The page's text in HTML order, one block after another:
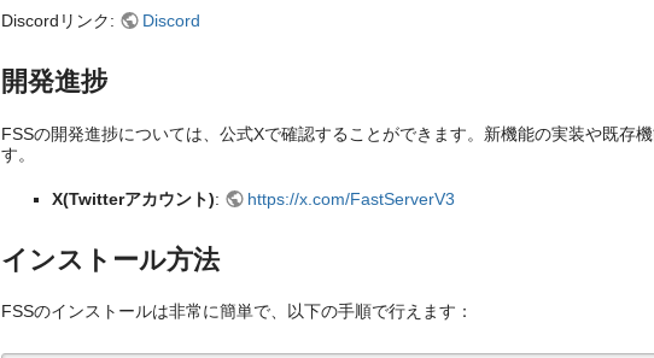
Discordリンク: Discord
開発進捗
FSSの開発進捗については、公式Xで確認することができます。新機能の実装や既存
す。
X(Twitterアカウント): https://x.com/FastServerV3
インストール方法
FSSのインストールは非常に簡単で、以下の手順で行えます：